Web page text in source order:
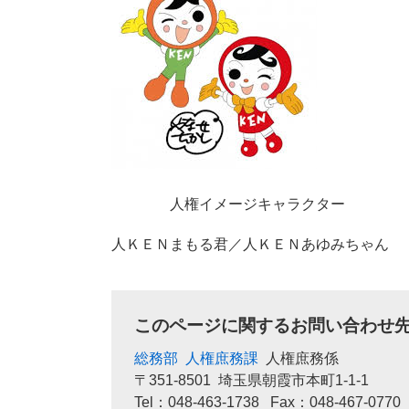
人権イメージキャラクター
人ＫＥＮまもる君／人ＫＥＮあゆみちゃん
このページに関するお問い合わせ
総務部 人権庶務課
人権庶務係
〒351-8501 埼玉県朝霞市本町1-1-1
Tel：048-463-1738
Fax：048-467-0770